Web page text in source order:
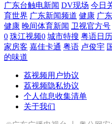
广东台触电新闻 DV现场 今日
育世界 广东新闻频道 健康 广
健康 晚间体育新闻 卫视官方号
0 珠江视频0 城市特搜 粤语日历
家房客 嘉佳卡通 粤语 卢俊宇
的味道
荔视频用户协议
荔视频隐私协议
个人信息收集清单
关于我们